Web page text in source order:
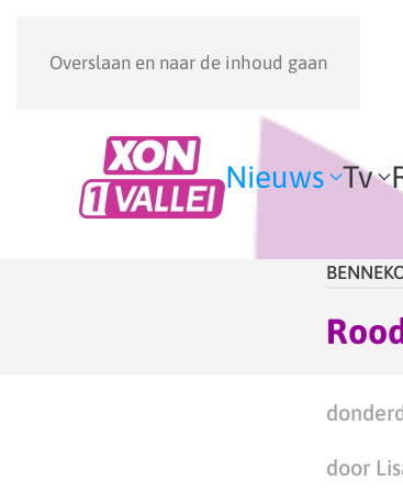
Overslaan en naar de inhoud gaan
Nieuws Tv
door